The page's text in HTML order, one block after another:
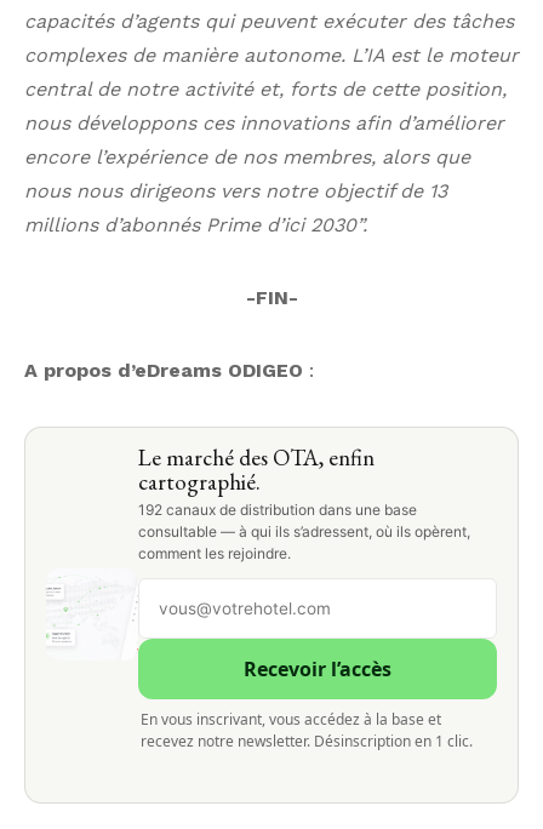
capacités d’agents qui peuvent exécuter des tâches
complexes de manière autonome. L’IA est le moteur
central de notre activité et, forts de cette position,
nous développons ces innovations afin d’améliorer
encore l’expérience de nos membres, alors que
nous nous dirigeons vers notre objectif de 13
millions d’abonnés Prime d’ici 2030”.
-FIN-
A propos d’eDreams ODIGEO :
Le marché des OTA, enfin
cartographié.
192 canaux de distribution dans une base
consultable — à qui ils s’adressent, où ils opèrent,
comment les rejoindre.
Recevoir l’accès
En vous inscrivant, vous accédez à la base et
recevez notre newsletter. Désinscription en 1 clic.